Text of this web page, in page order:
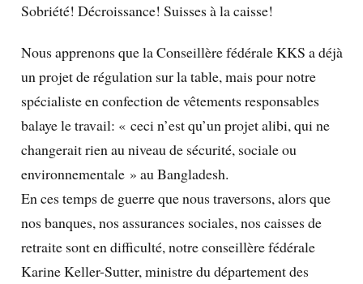
Sobriété! Décroissance! Suisses à la caisse!
Nous apprenons que la Conseillère fédérale KKS a déjà
un projet de régulation sur la table, mais pour notre
spécialiste en confection de vêtements responsables
balaye le travail: « ceci n’est qu’un projet alibi, qui ne
changerait rien au niveau de sécurité, sociale ou
environnementale » au Bangladesh.
En ces temps de guerre que nous traversons, alors que
nos banques, nos assurances sociales, nos caisses de
retraite sont en difficulté, notre conseillère fédérale
Karine Keller-Sutter, ministre du département des